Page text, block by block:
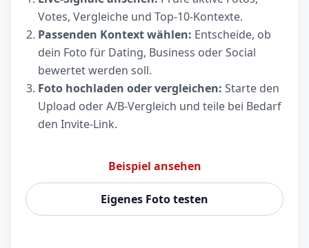
Votes, Vergleiche und Top-10-Kontexte.
Passenden Kontext wählen: Entscheide, ob
dein Foto für Dating, Business oder Social
bewertet werden soll.
Foto hochladen oder vergleichen: Starte den
Upload oder A/B-Vergleich und teile bei Bedarf
den Invite-Link.
Beispiel ansehen
Eigenes Foto testen